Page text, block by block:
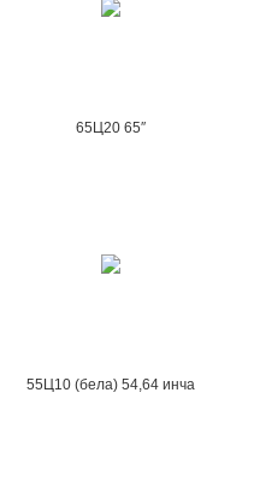
65Ц20 65″
55Ц10 (бела) 54,64 инча